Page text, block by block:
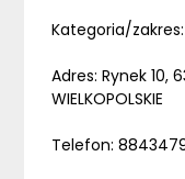
Kategoria/
Adres: Rynek 10,
WIELKOPOLSKIE
Telefon: